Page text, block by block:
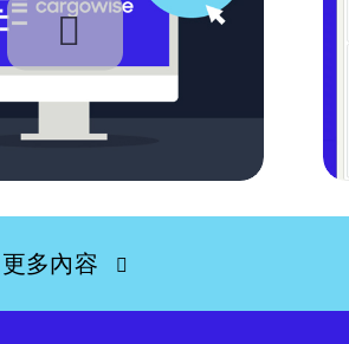
更多內容